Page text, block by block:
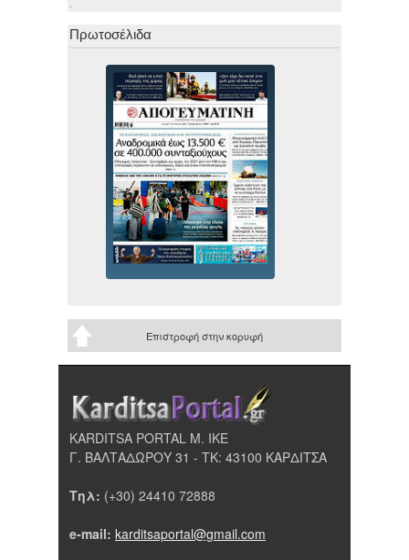
Πρωτοσέλιδα
Επιστροφή στην κορυφή
KARDITSA PORTAL Μ. ΙΚΕ
Γ. ΒΑΛΤΑΔΩΡΟΥ 31 - ΤΚ: 43100 ΚΑΡΔΙΤΣΑ
Τηλ: (+30) 24410 72888
e-mail: karditsaportal@gmail.com